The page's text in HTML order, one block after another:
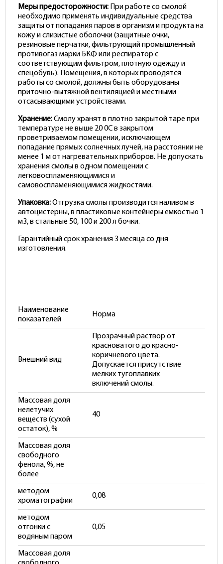
Меры предосторожности:
При работе со смолой
необходимо применять индивидуальные средства
защиты от попадания паров в организм и продукта на
кожу и слизистые оболочки (защитные очки,
резиновые перчатки, фильтрующий промышленный
противогаз марки БКФ или респиратор с
соответствующим фильтром, плотную одежду и
спецобувь). Помещения, в которых проводятся
работы со смолой, должны быть оборудованы
приточно-вытяжной вентиляцией и местными
отсасывающими устройствами.
Хранение:Смолу хранят в плотно закрытой таре при
температуре не выше 20 0С в закрытом
проветриваемом помещении, исключающем
попадание прямых солнечных лучей, на расстоянии не
менее 1 м от нагревательных приборов. Не допускать
хранения смолы в одном помещении с
легковоспламеняющимися и
самовоспламеняющимися жидкостями.
Упаковка:Отгрузка смолы производится наливом в
автоцистерны, в пластиковые контейнеры емкостью 1
м3, в стальные 50, 100 и 200 л бочки.
Гарантийный срок хранения 3 месяца со дня
изготовления.
Наименование
показателей
Норма
Внешний вид
Прозрачный раствор от
красноватого до красно-
коричневого цвета.
Допускается присутствие
мелких тугоплавких
включений смолы.
Массовая доля
нелетучих
веществ (сухой
остаток), %
40
Массовая доля
свободного
фенола, %, не
более
методом
хроматографии
0,08
методом
отгонки с
водяным паром
0,05
Массовая доля